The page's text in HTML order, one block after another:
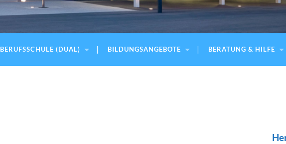
BERUFSSCHULE (DUAL) BILDUNGSANGEBOTE BERATUNG & HILFE